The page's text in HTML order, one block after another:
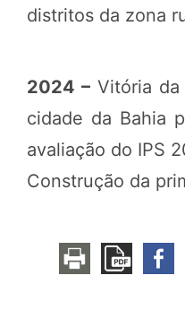
distritos da zona
2024 – Vitória
cidade da Bahia
avaliação do IPS
Construção da